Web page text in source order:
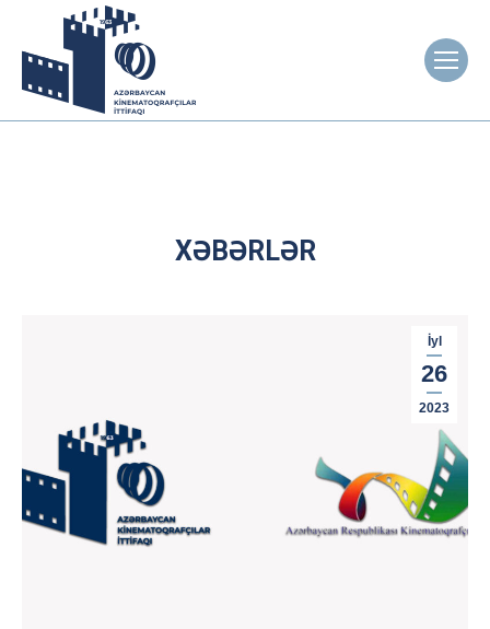
XƏBƏRLƏR
İyl
26
2023